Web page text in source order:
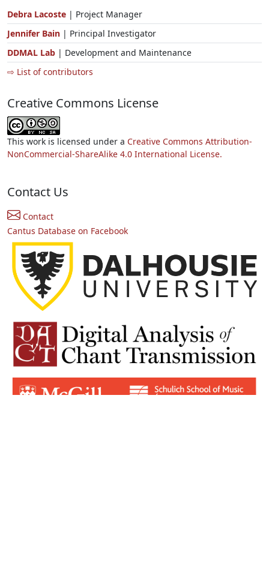
Debra Lacoste | Project Manager
Jennifer Bain | Principal Investigator
DDMAL Lab | Development and Maintenance
⇨ List of contributors
Creative Commons License
This work is licensed under a Creative Commons Attribution-
NonCommercial-ShareAlike 4.0 International License.
Contact Us
Contact
Cantus Database on Facebook